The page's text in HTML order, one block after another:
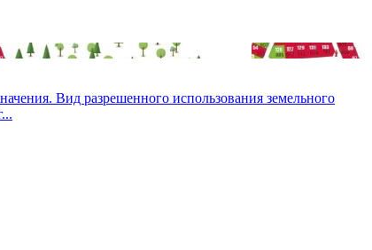
Вид разрешенного использования земельного